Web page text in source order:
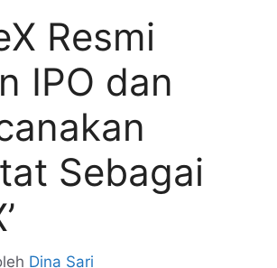
Resmi
IPO dan
Sebagai
Dina Sari